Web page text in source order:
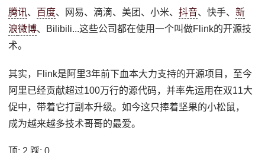
腾讯、 百度、网易、滴滴、美团、小米、抖音、快手、新
浪微博、Bilibili...这些公司都在使用一个叫做Flink的开源技
术。
其实，Flink是阿里3年前下血本大力支持的开源项目，至今
阿里已经贡献超过100万行的源代码，并率先运用在双11大
促中，带着它打副本升级。如今这只捧着坚果的小松鼠，
成为越来越多技术哥哥的最爱。
顶: 2 踩:0